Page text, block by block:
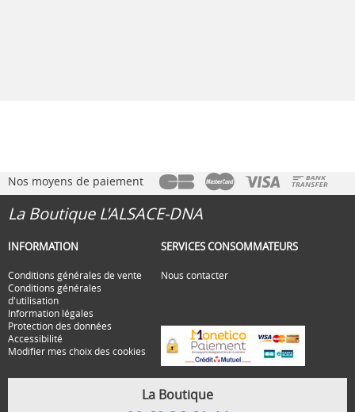
Nos moyens de paiement
La Boutique L'ALSACE-DNA
INFORMATION
Conditions générales de vente
Conditions générales
d'utilisation
Information légales
Protection des données
Accessibilité
Modifier mes choix des cookies
SERVICES CONSOMMATEURS
Nous contacter
La Boutique